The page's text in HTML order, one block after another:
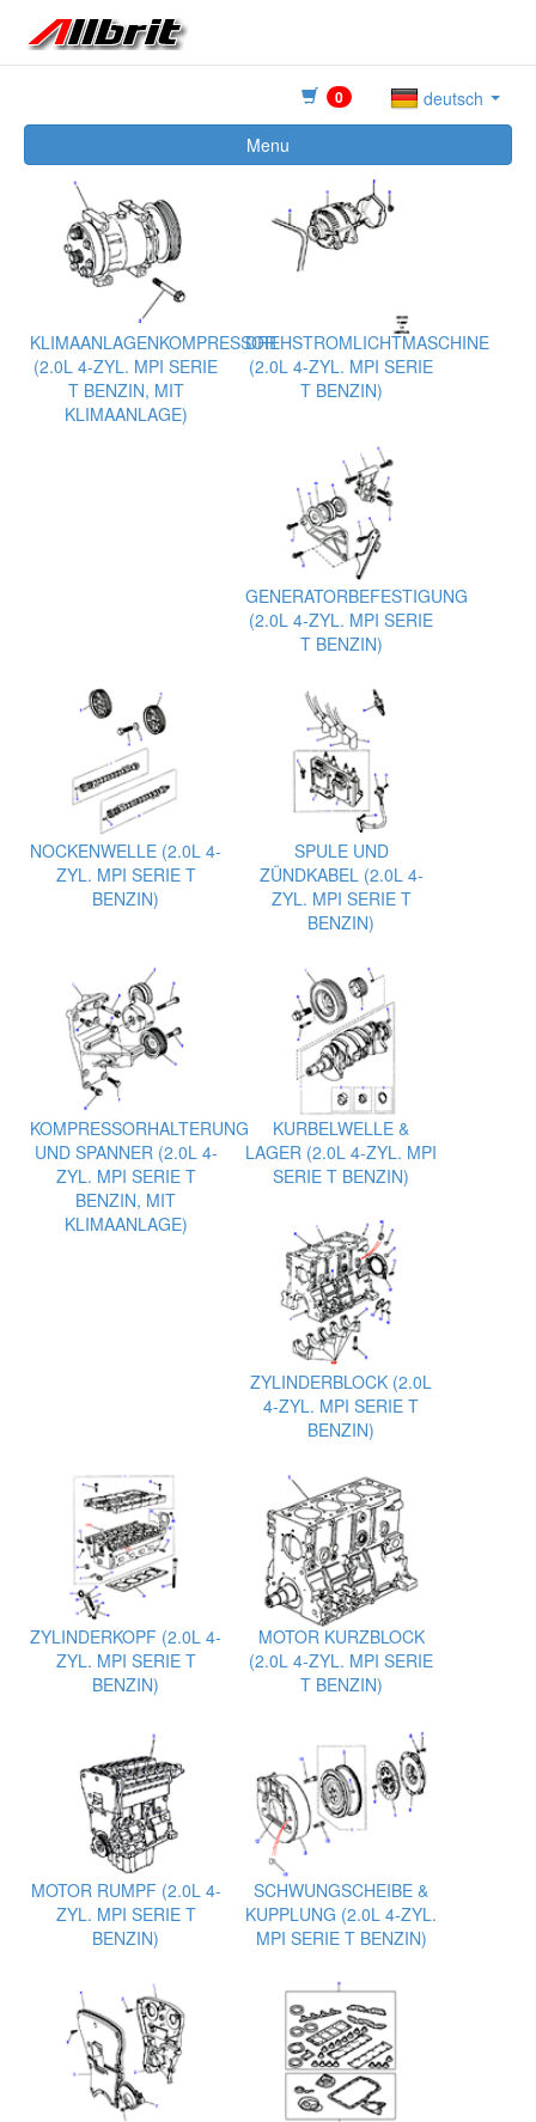
0
deutsch
Menu
KLIMAANLAGENKOMPRESSOR
(2.0L 4-ZYL. MPI SERIE
T BENZIN, MIT
KLIMAANLAGE)
DREHSTROMLICHTMASCHINE
(2.0L 4-ZYL. MPI SERIE
T BENZIN)
GENERATORBEFESTIGUNG
(2.0L 4-ZYL. MPI SERIE
T BENZIN)
NOCKENWELLE (2.0L 4-
ZYL. MPI SERIE T
BENZIN)
SPULE UND
ZÜNDKABEL (2.0L 4-
ZYL. MPI SERIE T
BENZIN)
KOMPRESSORHALTERUNG
UND SPANNER (2.0L 4-
ZYL. MPI SERIE T
BENZIN, MIT
KLIMAANLAGE)
KURBELWELLE &
LAGER (2.0L 4-ZYL. MPI
SERIE T BENZIN)
ZYLINDERBLOCK (2.0L
4-ZYL. MPI SERIE T
BENZIN)
ZYLINDERKOPF (2.0L 4-
ZYL. MPI SERIE T
BENZIN)
MOTOR KURZBLOCK
(2.0L 4-ZYL. MPI SERIE
T BENZIN)
MOTOR RUMPF (2.0L 4-
ZYL. MPI SERIE T
BENZIN)
SCHWUNGSCHEIBE &
KUPPLUNG (2.0L 4-ZYL.
MPI SERIE T BENZIN)